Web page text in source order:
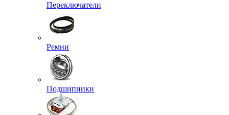
Переключатели
Ремни
Подшипники